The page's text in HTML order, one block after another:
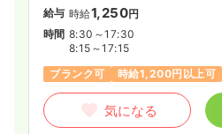
給与 時給1,250円
時間 8:30～17:30
8:15～17:15
ブランク可
時給1,200円以上可
気になる